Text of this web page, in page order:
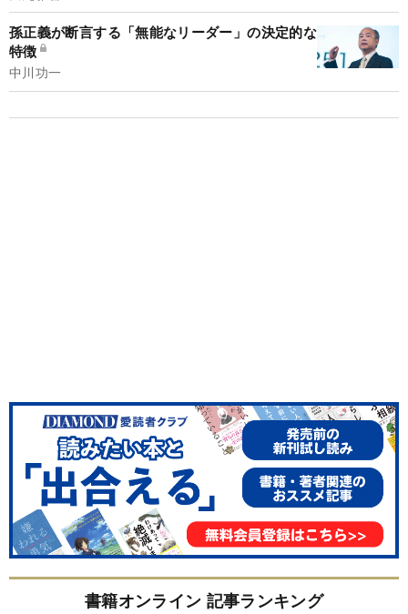
孫正義が断言する「無能なリーダー」の決定的な
特徴
中川功一
書籍オンライン 記事ランキング